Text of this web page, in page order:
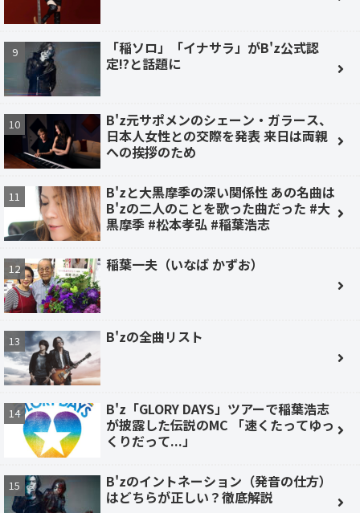
「稲ソロ」「イナサラ」がB'z公式認
定!?と話題に
B'z元サポメンのシェーン・ガラース、
日本人女性との交際を発表 来日は両親
への挨拶のため
B'zと大黒摩季の深い関係性 あの名曲は
B'zの二人のことを歌った曲だった #大
黒摩季 #松本孝弘 #稲葉浩志
稲葉一夫（いなば かずお）
B'zの全曲リスト
B'z「GLORY DAYS」ツアーで稲葉浩志
が披露した伝説のMC 「速くたってゆっ
くりだって...」
B'zのイントネーション（発音の仕方）
はどちらが正しい？徹底解説